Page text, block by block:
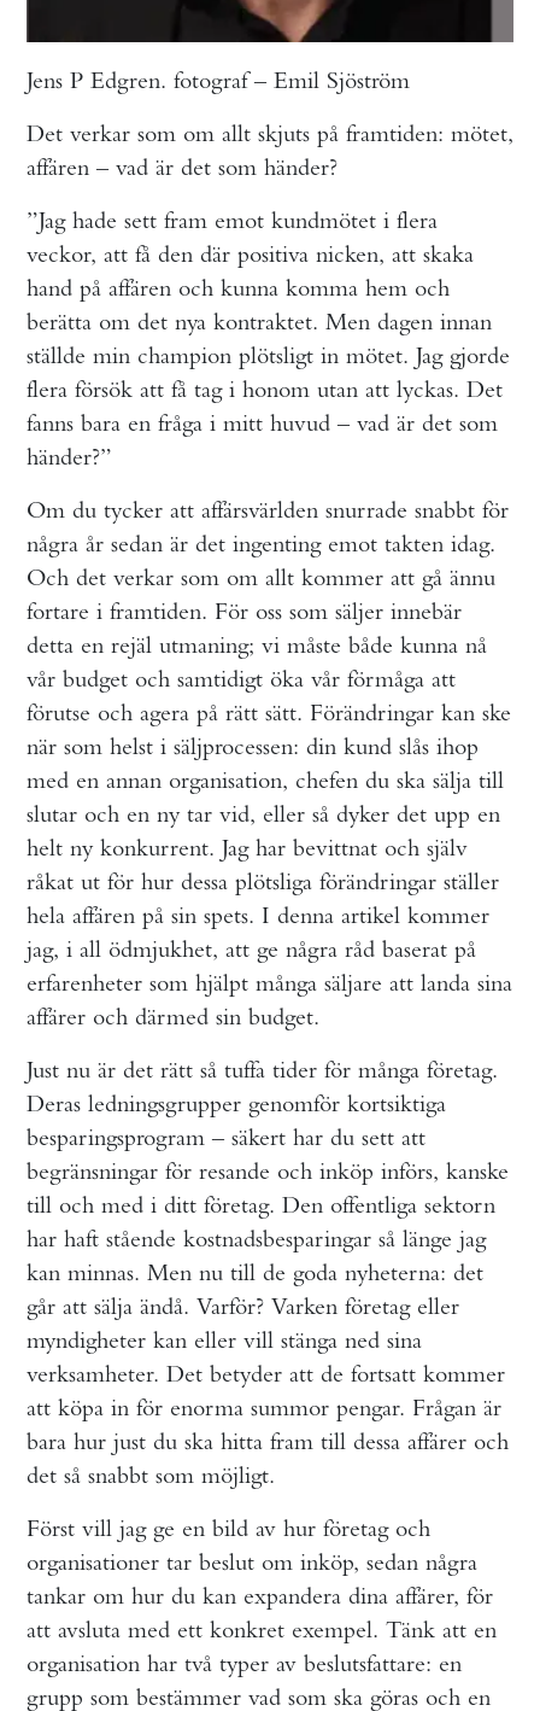
Jens P Edgren. fotograf – Emil Sjöström
Det verkar som om allt skjuts på framtiden: mötet,
affären – vad är det som händer?
”Jag hade sett fram emot kundmötet i flera
veckor, att få den där positiva nicken, att skaka
hand på affären och kunna komma hem och
berätta om det nya kontraktet. Men dagen innan
ställde min champion plötsligt in mötet. Jag gjorde
flera försök att få tag i honom utan att lyckas. Det
fanns bara en fråga i mitt huvud – vad är det som
händer?”
Om du tycker att affärsvärlden snurrade snabbt för
några år sedan är det ingenting emot takten idag.
Och det verkar som om allt kommer att gå ännu
fortare i framtiden. För oss som säljer innebär
detta en rejäl utmaning; vi måste både kunna nå
vår budget och samtidigt öka vår förmåga att
förutse och agera på rätt sätt. Förändringar kan ske
när som helst i säljprocessen: din kund slås ihop
med en annan organisation, chefen du ska sälja till
slutar och en ny tar vid, eller så dyker det upp en
helt ny konkurrent. Jag har bevittnat och själv
råkat ut för hur dessa plötsliga förändringar ställer
hela affären på sin spets. I denna artikel kommer
jag, i all ödmjukhet, att ge några råd baserat på
erfarenheter som hjälpt många säljare att landa sina
affärer och därmed sin budget.
Just nu är det rätt så tuffa tider för många företag.
Deras ledningsgrupper genomför kortsiktiga
besparingsprogram – säkert har du sett att
begränsningar för resande och inköp införs, kanske
till och med i ditt företag. Den offentliga sektorn
har haft stående kostnadsbesparingar så länge jag
kan minnas. Men nu till de goda nyheterna: det
går att sälja ändå. Varför? Varken företag eller
myndigheter kan eller vill stänga ned sina
verksamheter. Det betyder att de fortsatt kommer
att köpa in för enorma summor pengar. Frågan är
bara hur just du ska hitta fram till dessa affärer och
det så snabbt som möjligt.
Först vill jag ge en bild av hur företag och
organisationer tar beslut om inköp, sedan några
tankar om hur du kan expandera dina affärer, för
att avsluta med ett konkret exempel. Tänk att en
organisation har två typer av beslutsfattare: en
grupp som bestämmer vad som ska göras och en